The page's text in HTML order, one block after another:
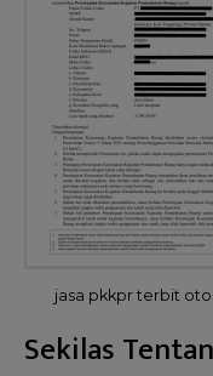
jasa pkkpr terbit
Sekilas